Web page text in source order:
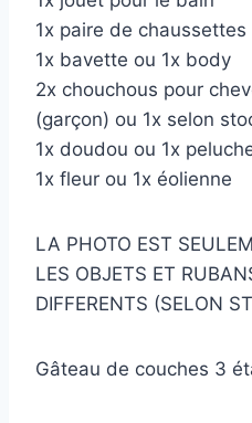
1x paire de chaussettes
1x bavette ou 1x body
2x chouchous pour
(garçon) ou 1x selon
1x doudou ou 1x
1x fleur ou 1x éolienne
LA PHOTO EST
LES OBJETS ET
DIFFERENTS (SELON
Gâteau de couches 3